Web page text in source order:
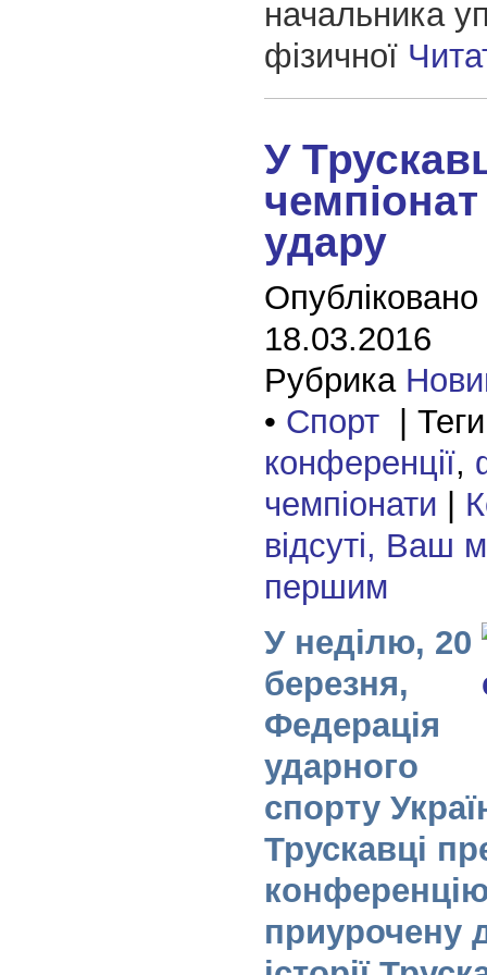
начальника
фізичної
У
удару
18.03.2016
Рубрика
• Спорт|
конференції,
чемпіонати
відсуті, Ваш
першим
У неділю, 20
березня,
Федерація
ударного
спорту
Трускавці
приурочену